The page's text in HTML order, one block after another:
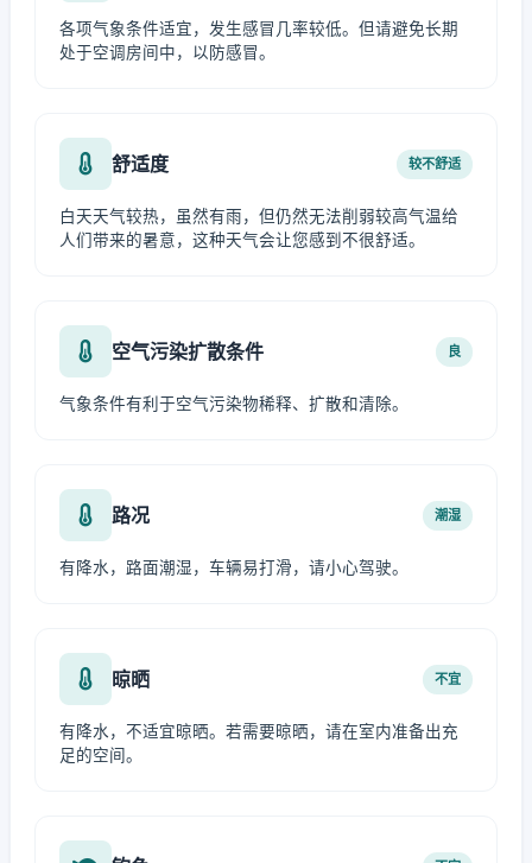
各项气象条件适宜，发生感冒几率较低。但请避免长期
处于空调房间中，以防感冒。
舒适度 较不舒适
白天天气较热，虽然有雨，但仍然无法削弱较高气温给
人们带来的暑意，这种天气会让您感到不很舒适。
空气污染扩散条件 良
气象条件有利于空气污染物稀释、扩散和清除。
路况 潮湿
有降水，路面潮湿，车辆易打滑，请小心驾驶。
晾晒 不宜
有降水，不适宜晾晒。若需要晾晒，请在室内准备出充
足的空间。